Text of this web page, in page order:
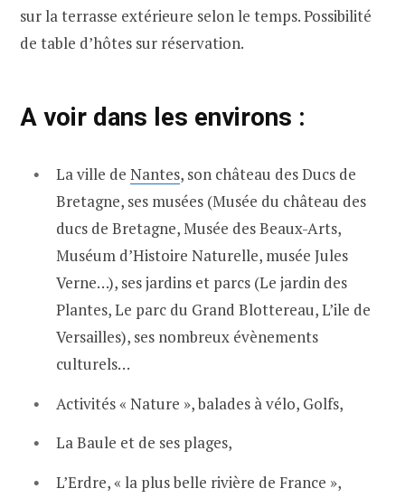
sur la terrasse extérieure selon le temps. Possibilité
de table d’hôtes sur réservation.
A voir dans les environs :
La ville de Nantes, son château des Ducs de
Bretagne, ses musées (Musée du château des
ducs de Bretagne, Musée des Beaux-Arts,
Muséum d’Histoire Naturelle, musée Jules
Verne…), ses jardins et parcs (Le jardin des
Plantes, Le parc du Grand Blottereau, L’ile de
Versailles), ses nombreux évènements
culturels…
Activités « Nature », balades à vélo, Golfs,
La Baule et de ses plages,
L’Erdre, « la plus belle rivière de France »,